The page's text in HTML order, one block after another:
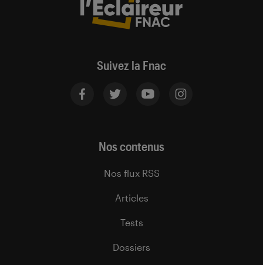
Suivez la Fnac
Nos contenus
Nos flux RSS
Articles
Tests
Dossiers